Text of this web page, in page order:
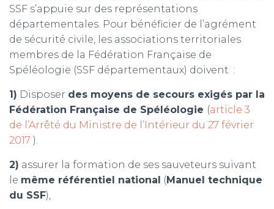
SSF s’appuie sur des représentations
départementales. Pour bénéficier de l’agrément
de sécurité civile, les associations territoriales
membres de la Fédération Française de
Spéléologie (SSF départementaux) doivent :
1) Disposer des moyens de secours exigés par la
Fédération Française de Spéléologie (article 3
de l’Arrêté du Ministre de l’Intérieur du 27 février
2017 ).
2) assurer la formation de ses sauveteurs suivant
le même référentiel national (Manuel technique
du SSF),